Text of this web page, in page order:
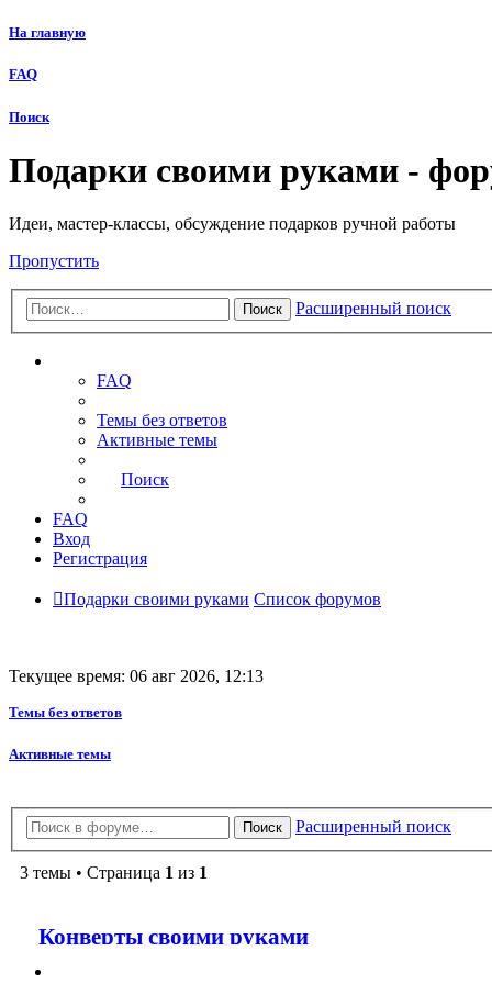
На главную
FAQ
Поиск
Подарки своими руками -
Идеи, мастер-классы, обсуждение подарков ручной работы
Пропустить
Поиск Расширенный поиск
FAQ
Темы без ответов
Активные темы
Поиск
FAQ
Вход
Регистрация
Подарки своими руками Список форумов
Текущее время: 06 авг 2026, 12:13
Темы без ответов
Активные темы
Поиск Расширенный поиск
3 темы • Страница 1 из 1
Конверты своими руками